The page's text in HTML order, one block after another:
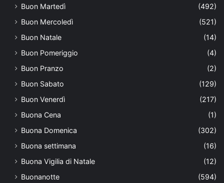
Buon Martedì
(492)
Buon Mercoledì
(521)
Buon Natale
(14)
Buon Pomeriggio
(4)
Buon Pranzo
(2)
Buon Sabato
(129)
Buon Venerdì
(217)
Buona Cena
(1)
Buona Domenica
(302)
Buona settimana
(16)
Buona Vigilia di Natale
(12)
Buonanotte
(594)